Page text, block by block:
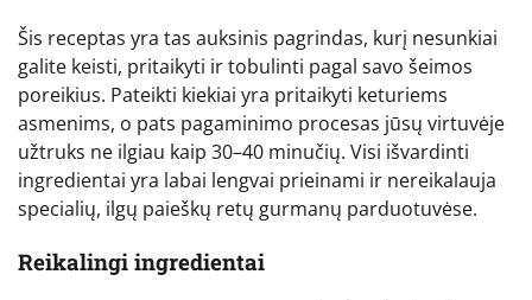
Šis receptas yra tas auksinis pagrindas, kurį nesunkiai
galite keisti, pritaikyti ir tobulinti pagal savo šeimos
poreikius. Pateikti kiekiai yra pritaikyti keturiems
asmenims, o pats pagaminimo procesas jūsų virtuvėje
užtruks ne ilgiau kaip 30–40 minučių. Visi išvardinti
ingredientai yra labai lengvai prieinami ir nereikalauja
specialių, ilgų paieškų retų gurmanų parduotuvėse.
Reikalingi ingredientai